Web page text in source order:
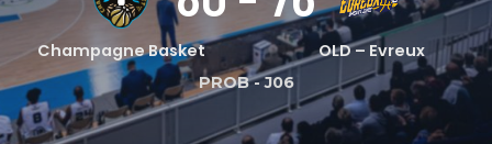
Champagne Basket OLD – Evreux
PROB-J06